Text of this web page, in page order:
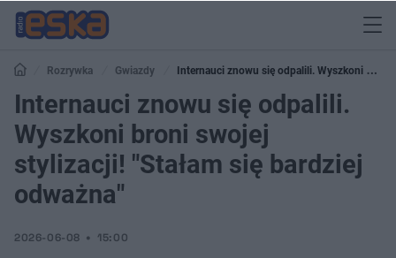
Rozrywka Gwiazdy
Internauci znowu się odpalili. Wyszkoni broni
swojej stylizacji! "Stałam się bardziej odważna"
Internauci znowu się odpalili.
Wyszkoni broni swojej
stylizacji! "Stałam się bardziej
odważna"
2026-06-08 15:00